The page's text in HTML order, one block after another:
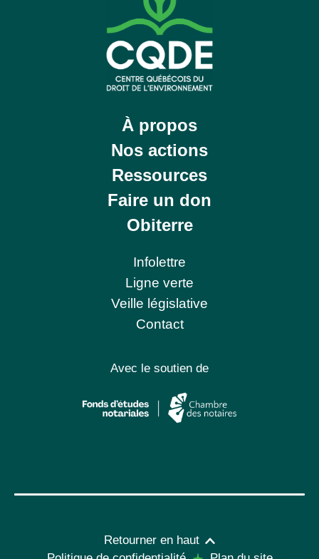
À propos
Nos actions
Ressources
Faire un don
Obiterre
Infolettre
Ligne verte
Veille législative
Contact
Avec le soutien de
Retourner en haut